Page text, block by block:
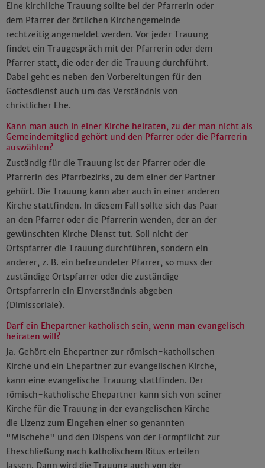
Eine kirchliche Trauung sollte bei der Pfarrerin oder
dem Pfarrer der örtlichen Kirchengemeinde
rechtzeitig angemeldet werden. Vor jeder Trauung
findet ein Traugespräch mit der Pfarrerin oder dem
Pfarrer statt, die oder der die Trauung durchführt.
Dabei geht es neben den Vorbereitungen für den
Gottesdienst auch um das Verständnis von
christlicher Ehe.
Kann man auch in einer Kirche heiraten, zu der man nicht als
Gemeindemitglied gehört und den Pfarrer oder die Pfarrerin
auswählen?
Zuständig für die Trauung ist der Pfarrer oder die
Pfarrerin des Pfarrbezirks, zu dem einer der Partner
gehört. Die Trauung kann aber auch in einer anderen
Kirche stattfinden. In diesem Fall sollte sich das Paar
an den Pfarrer oder die Pfarrerin wenden, der an der
gewünschten Kirche Dienst tut. Soll nicht der
Ortspfarrer die Trauung durchführen, sondern ein
anderer, z. B. ein befreundeter Pfarrer, so muss der
zuständige Ortspfarrer oder die zuständige
Ortspfarrerin ein Einverständnis abgeben
(Dimissoriale).
Darf ein Ehepartner katholisch sein, wenn man evangelisch
heiraten will?
Ja. Gehört ein Ehepartner zur römisch-katholischen
Kirche und ein Ehepartner zur evangelischen Kirche,
kann eine evangelische Trauung stattfinden. Der
römisch-katholische Ehepartner kann sich von seiner
Kirche für die Trauung in der evangelischen Kirche
die Lizenz zum Eingehen einer so genannten
"Mischehe" und den Dispens von der Formpflicht zur
Eheschließung nach katholischem Ritus erteilen
lassen. Dann wird die Trauung auch von der